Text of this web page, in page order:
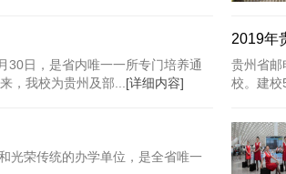
30日，是省内唯一一所专门培养通
，我校为贵州及部... [详细内容]
2019年
贵州省邮
校。建校
光荣传统的办学单位，是全省唯一